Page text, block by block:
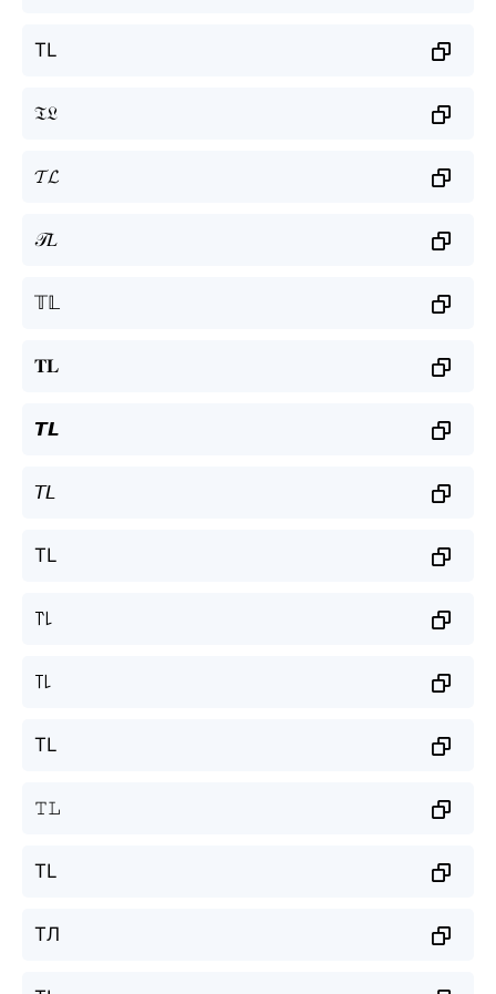
TL
𝔗𝔏
𝓣𝓛
𝒯𝐿
𝕋𝕃
𝐓𝐋
𝙏𝙇
𝘛𝘓
TL
꓅꒒
꓄꒒
TL
𝚃𝙻
TL
ТЛ